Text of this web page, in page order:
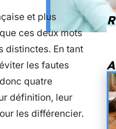
et plus
ces deux mots
distinctes. En tant
les fautes
quatre
définition, leur
les différencier.